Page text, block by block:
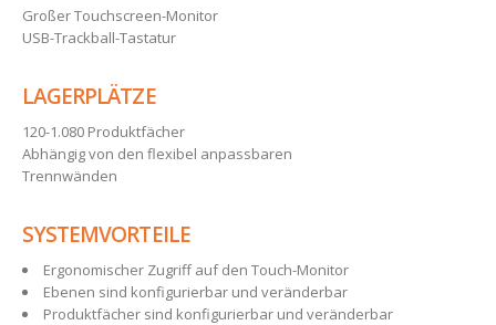
Großer Touchscreen-Monitor
USB-Trackball-Tastatur
LAGERPLÄTZE
120-1.080 Produktfächer
Abhängig von den flexibel anpassbaren
Trennwänden
SYSTEMVORTEILE
Ergonomischer Zugriff auf den Touch-Monitor
Ebenen sind konfigurierbar und veränderbar
Produktfächer sind konfigurierbar und veränderbar